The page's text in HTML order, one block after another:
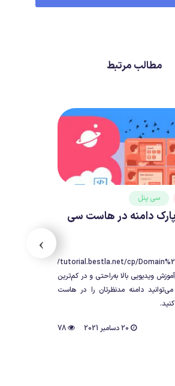
مطالب مرتبط
سی پنل
دامنه در هاست سی
https://tutorial.bestla.net/cp/
ویدیویی بالا به‌راحتی و در کم‌ترین
دامنه مدنظرتان را در هاست
›